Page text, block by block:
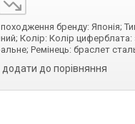
походження бренду: Японія;
Колір: Колір
Ремінець: браслет
додати до порівняння